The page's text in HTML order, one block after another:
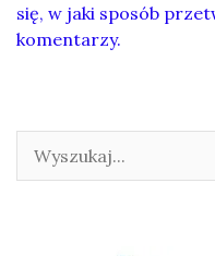
się, w jaki sposób
komentarzy.